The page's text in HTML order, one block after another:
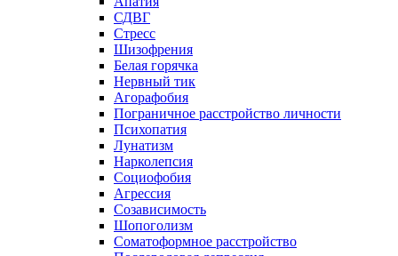
СДВГ
Стресс
Шизофрения
Белая горячка
Нервный тик
Агорафобия
Пограничное расстройство личности
Психопатия
Лунатизм
Нарколепсия
Социофобия
Агрессия
Созависимость
Шопоголизм
Соматоформное расстройство